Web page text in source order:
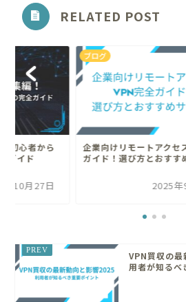
RELATED POST
初心者から
ガイド
年10月27日
ブログ
企業向けリモートアクセ
ガイド！選び方とおすす
2025年
VPN買収の
用者が知るべ